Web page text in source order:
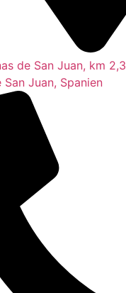
de San Juan, km 2,3
Juan, Spanien